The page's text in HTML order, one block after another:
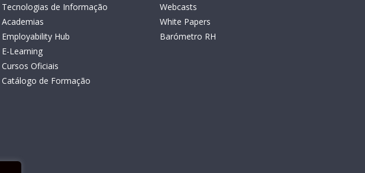
Tecnologias de Informação
Academias
Employability Hub
E-Learning
Cursos Oficiais
Catálogo de Formação
Webcasts
White Papers
Barómetro RH